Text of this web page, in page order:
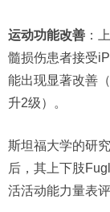
运动功能改善 ：
髓损伤患者接受
能出现显著改善
升2级）。
斯坦福大学的研
后，其上下肢
活活动能力量表